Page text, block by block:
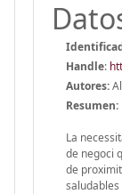
Handle:
Autores:
Resumen:
La
de negoci
de